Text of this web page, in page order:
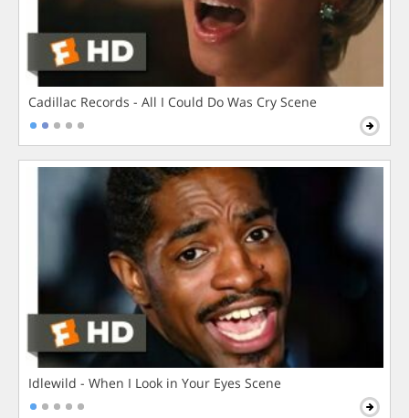
Cadillac Records - All I Could Do Was Cry Scene
Idlewild - When I Look in Your Eyes Scene